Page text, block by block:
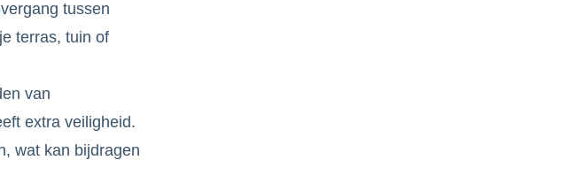
tussen
terras, tuin of
van
extra veiligheid.
wat kan bijdragen